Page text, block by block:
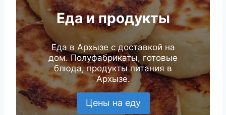
Еда и продукты
Еда в Архызе с доставкой на
дом. Полуфабрикаты, готовые
блюда, продукты питания в
Архызе.
Цены на еду